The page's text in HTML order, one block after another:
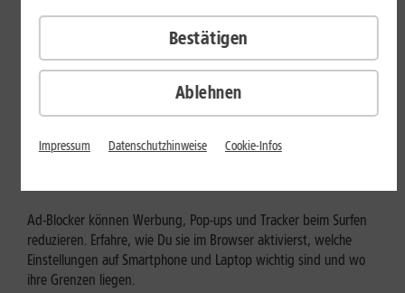
Internet zuhause
Ad-Blocker aktivieren: Werbung
Ad-Blocker können Werbung, Pop-ups und Tracker beim Surfen
reduzieren. Erfahre, wie Du sie im Browser aktivierst, welche
Einstellungen auf Smartphone und Laptop wichtig sind und wo
ihre Grenzen liegen.
Ablehnen
Bestätigen
Impressum Datenschutzhinweise Cookie-Infos